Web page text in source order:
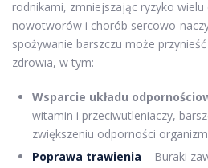
rodnikami, zmniejszając ryzyko
nowotworów i chorób sercowo-
spożywanie barszczu może
zdrowia, w tym:
Wsparcie układu
witamin i przeciwutleniaczy,
zwiększeniu odporności
Poprawa trawienia – Buraki